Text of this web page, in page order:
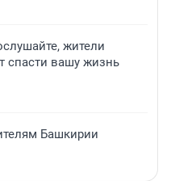
жители
спасти вашу жизнь
Башкирии